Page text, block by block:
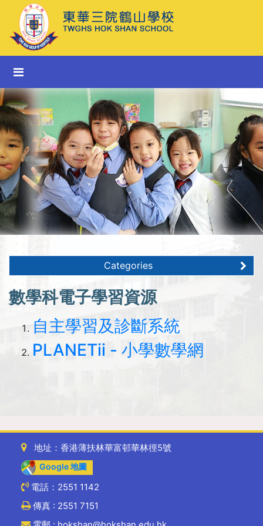
Categories
數學科電子學習資源
自主學習及診斷系統
PLANETii - 小學數學網
地址：香港薄扶林華富邨華林徑5號
Google 地圖
電話：2551 1142
傳真 : 2551 7151